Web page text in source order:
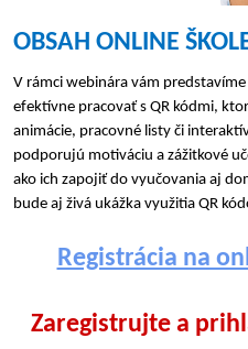
OBSAH ONLINE
V rámci webinára vám
efektívne pracovať s QR kódmi,
animácie, pracovné listy či
podporujú motiváciu a zážitkové
ako ich zapojiť do vyučovania aj
bude aj živá ukážka využitia QR
Registrácia na
Zaregistrujte a